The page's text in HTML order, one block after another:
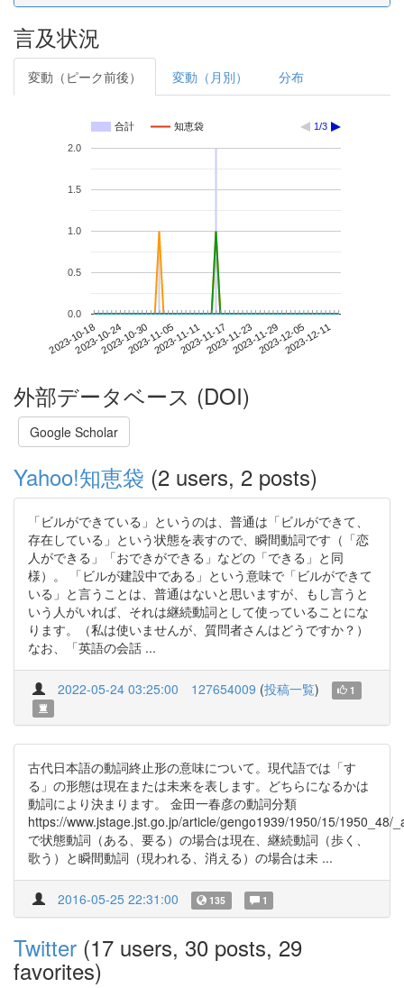
言及状況
変動（ピーク前後） 変動（月別） 分布
合計 知恵袋 1/3
2023-10-182023-10-242023-10-302023-11-052023-11-112023-11-172023-11-232023-11-292023-12-052023-12-11
0.0
0.5
1.0
1.5
2.0
外部データベース (DOI)
Google Scholar
Yahoo!知恵袋 (2 users, 2 posts)
「ビルができている」というのは、普通は「ビルができて、
存在している」という状態を表すので、瞬間動詞です（「恋
人ができる」「おできができる」などの「できる」と同
様）。 「ビルが建設中である」という意味で「ビルができて
いる」と言うことは、普通はないと思いますが、もし言うと
いう人がいれば、それは継続動詞として使っていることにな
ります。（私は使いませんが、質問者さんはどうですか？）
なお、「英語の会話 ...
2022-05-24 03:25:00 127654009 (投稿一覧) 1
古代日本語の動詞終止形の意味について。現代語では「す
る」の形態は現在または未来を表します。どちらになるかは
動詞により決まります。 金田一春彦の動詞分類
https://www.jstage.jst.go.jp/article/gengo1939/1950/15/1950_48/
で状態動詞（ある、要る）の場合は現在、継続動詞（歩く、
歌う）と瞬間動詞（現われる、消える）の場合は未 ...
2016-05-25 22:31:00 135 1
Twitter (17 users, 30 posts, 29
favorites)